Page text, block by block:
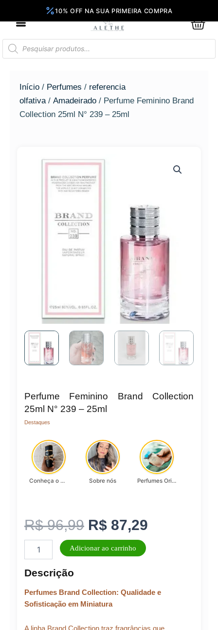
conteúdo
Pesquisar
produtos
Início / Perfumes / referencia
olfativa / Amadeirado / Perfume Feminino Brand
Collection 25ml N° 239 – 25ml
Perfume Feminino Brand Collection
25ml N° 239 – 25ml
Destaques
Conheça o Asad, da Lattafa… Sobre nós Perfumes Originais
R$96,99 O
preço
era:
R$ 87,29
é:
Feminino
Collection
N°
239
Adicionar ao carrinho
Descrição
Perfumes Brand Collection: Qualidade e
Sofisticação em Miniatura